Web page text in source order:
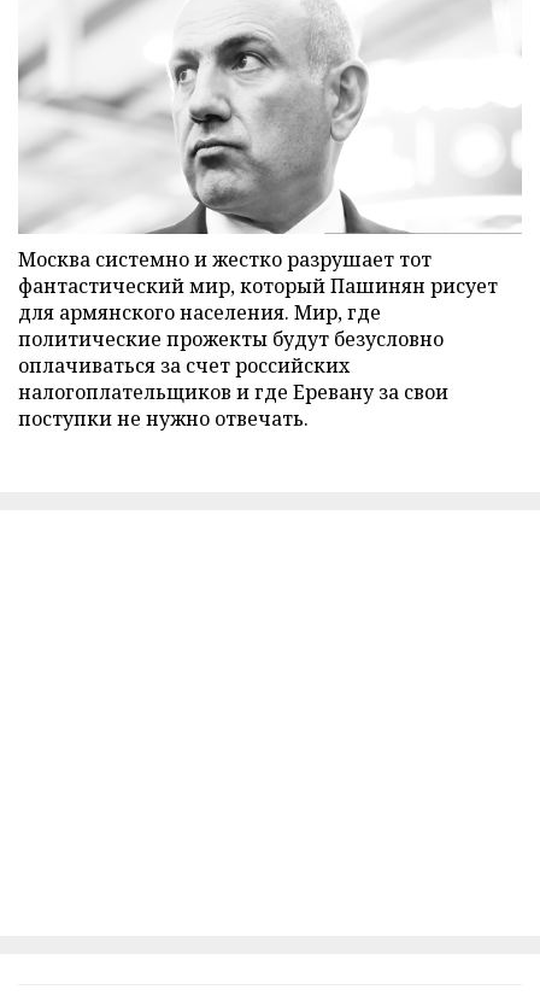
Москва системно и жестко разрушает тот
фантастический мир, который Пашинян рисует
для армянского населения. Мир, где
политические прожекты будут безусловно
оплачиваться за счет российских
налогоплательщиков и где Еревану за свои
поступки не нужно отвечать.